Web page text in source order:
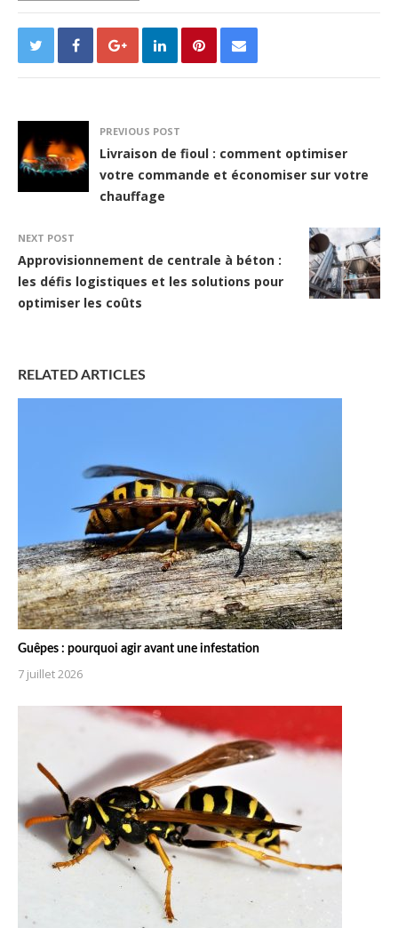
PREVIOUS POST
Livraison de fioul : comment optimiser
votre commande et économiser sur votre
chauffage
NEXT POST
Approvisionnement de centrale à béton :
les défis logistiques et les solutions pour
optimiser les coûts
RELATED ARTICLES
Guêpes : pourquoi agir avant une infestation
7 juillet 2026